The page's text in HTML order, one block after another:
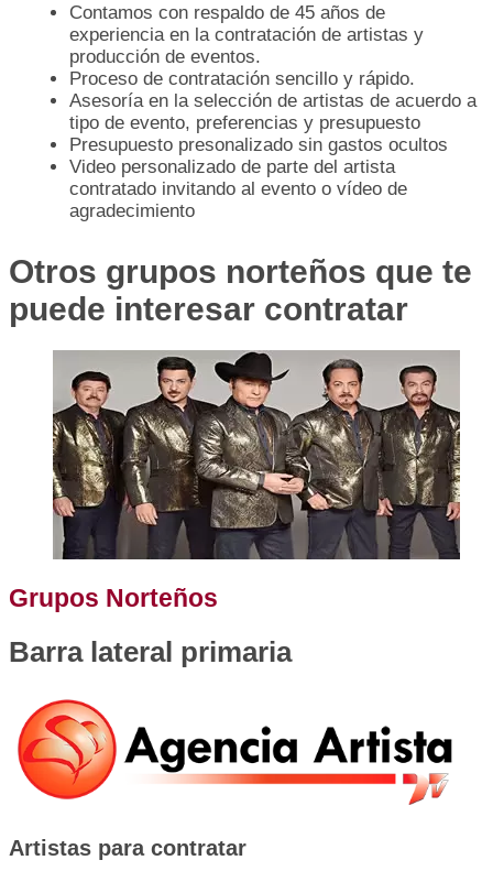
Contamos con respaldo de 45 años de
experiencia en la contratación de artistas y
producción de eventos.
Proceso de contratación sencillo y rápido.
Asesoría en la selección de artistas de acuerdo a
tipo de evento, preferencias y presupuesto
Presupuesto presonalizado sin gastos ocultos
Video personalizado de parte del artista
contratado invitando al evento o vídeo de
agradecimiento
Otros grupos norteños que te
puede interesar contratar
Grupos Norteños
Barra lateral primaria
Artistas para contratar